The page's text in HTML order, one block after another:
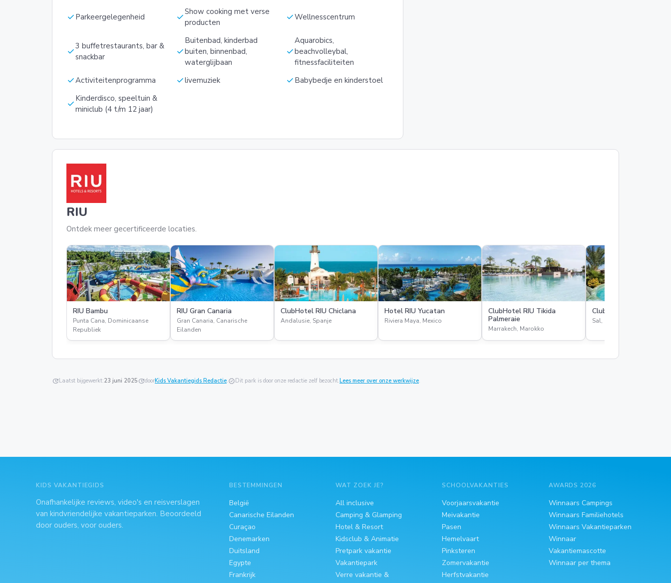
check Parkeergelegenheid checkShow cooking met verse
producten
checkWellnesscentrum
check3 buffetrestaurants, bar &
snackbar
check
Buitenbad, kinderbad
buiten, binnenbad,
waterglijbaan
check
Aquarobics,
beachvolleybal,
fitnessfaciliteiten
checkActiviteitenprogramma checklivemuziek check Babybedje en kinderstoel
check Kinderdisco, speeltuin &
miniclub (4 t/m 12 jaar)
RIU
Ontdek meer gecertificeerde locaties.
RIU Bambu
Punta Cana, Dominicaanse
Republiek
RIU Gran Canaria
Gran Canaria, Canarische
Eilanden
ClubHotel RIU Chiclana
Andalusie, Spanje
Hotel RIU Yucatan
Riviera Maya, Mexico
ClubHotel RIU Tikida
Palmeraie
Marrakech, Marokko
ClubHotel RIU Funana
Sal, Kaapverdië
updateLaatst bijgewerkt:23 juni 2025 updatedoorKids Vakantiegids Redactie.verifiedDit park is door onze redactie zelf bezocht.Lees meer over onze werkwijze.
KIDS VAKANTIEGIDS
Onafhankelijke reviews, video's en reisverslagen
van kindvriendelijke vakantieparken. Beoordeeld
door ouders, voor ouders.
BESTEMMINGEN
België
Canarische Eilanden
Curaçao
Denemarken
Duitsland
Egypte
Frankrijk
WAT ZOEK JE?
All inclusive
Camping & Glamping
Hotel & Resort
Kidsclub & Animatie
Pretpark vakantie
Vakantiepark
Verre vakantie &
SCHOOLVAKANTIES
Voorjaarsvakantie
Meivakantie
Pasen
Hemelvaart
Pinksteren
Zomervakantie
Herfstvakantie
AWARDS 2026
Winnaars Campings
Winnaars Familiehotels
Winnaars Vakantieparken
Winnaar
Vakantiemascotte
Winnaar per thema